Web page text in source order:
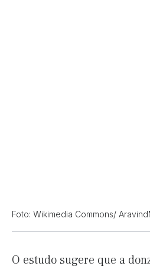
Foto: Wikimedia Commons/
O estudo sugere que a